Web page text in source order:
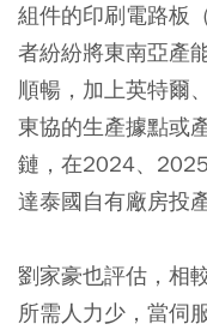
組件的印刷電路板
者紛紛將東南亞產
順暢，加上英特爾
東協的生產據點或
鏈，在2024、
達泰國自有廠房投
劉家豪也評估，相
所需人力少，當伺